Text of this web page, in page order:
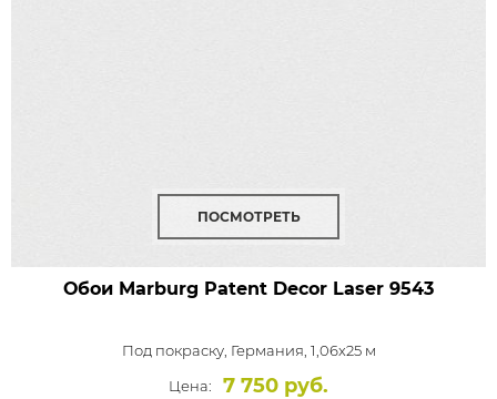
ПОСМОТРЕТЬ
Обои Marburg Patent Decor Laser 9543
Под покраску, Германия, 1,06x25 м
Цена:
7 750 руб.